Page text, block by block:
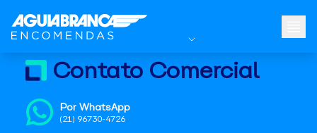
Contato Comercial
Por WhatsApp
(21) 96730-4726